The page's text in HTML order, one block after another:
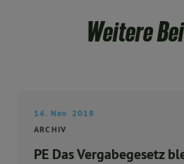
Weitere
14. Nov. 2018
ARCHIV
PE Das Vergabegesetz